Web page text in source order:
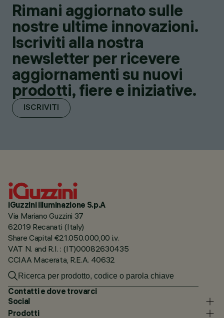
Rimani aggiornato sulle
nostre ultime innovazioni.
Iscriviti alla nostra
newsletter per ricevere
aggiornamenti su nuovi
prodotti, fiere e iniziative.
ISCRIVITI
iGuzzini illuminazione S.p.A
Via Mariano Guzzini 37
62019 Recanati (Italy)
Share Capital €21.050.000,00 i.v.
VAT N. and R.I. : (IT)00082630435
CCIAA Macerata, R.E.A. 40632
Contatti e dove trovarci
Social
Prodotti